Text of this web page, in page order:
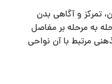
تمرکز و آگاهی بدن
به‌ مرحله بر مفاصل
مرتبط با آن نواحی